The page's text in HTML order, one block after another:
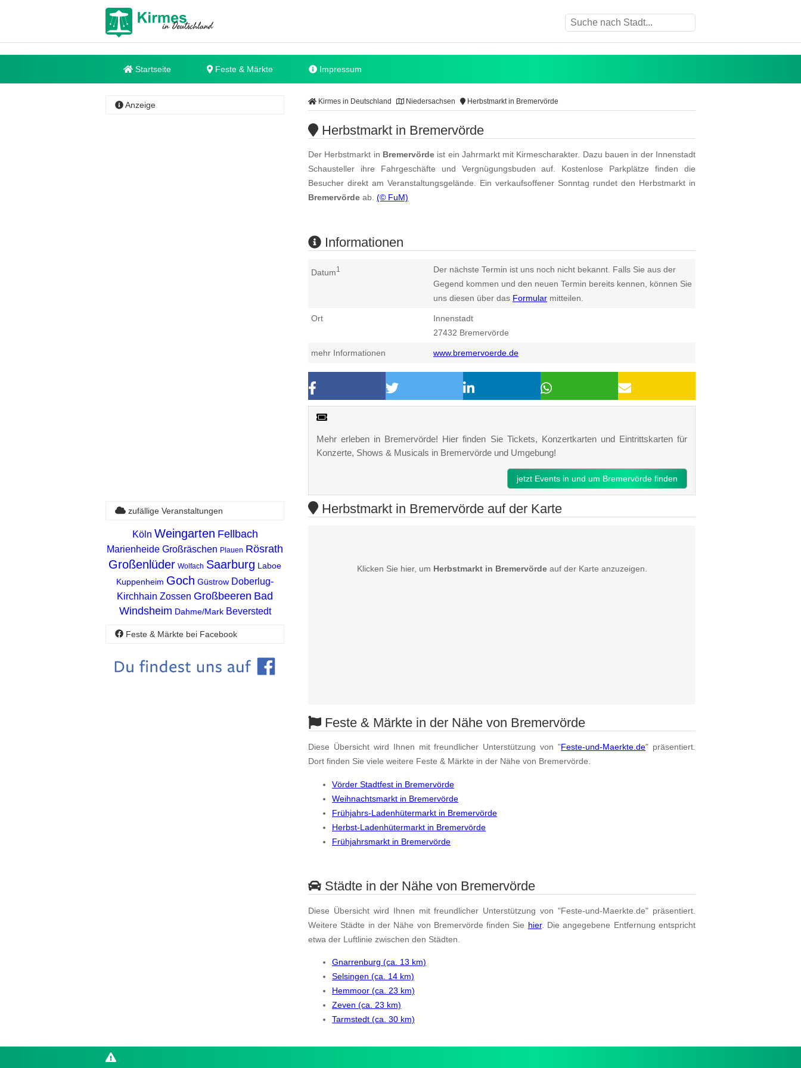
Startseite Feste & Märkte Impressum
Kirmes in Deutschland Niedersachsen Herbstmarkt in Bremervörde
Herbstmarkt in Bremervörde
Der Herbstmarkt in Bremervördeist ein Jahrmarkt mit Kirmescharakter. Dazu bauen in der Innenstadt
Schausteller ihre Fahrgeschäfte und Vergnügungsbuden auf. Kostenlose Parkplätze finden die
Besucher direkt am Veranstaltungsgelände. Ein verkaufsoffener Sonntag rundet den Herbstmarkt in
Bremervörde ab. (© FuM)
Informationen
Datum1
Der nächste Termin ist uns noch nicht bekannt. Falls Sie aus der
Gegend kommen und den neuen Termin bereits kennen, können Sie
uns diesen über das Formular mitteilen.
Ort
Innenstadt
27432 Bremervörde
mehr Informationen www.bremervoerde.de
Mehr erleben in Bremervörde! Hier finden Sie Tickets, Konzertkarten und Eintrittskarten für
Konzerte, Shows & Musicals in Bremervörde und Umgebung!
jetzt Events in und um Bremervörde finden
Anzeige
Herbstmarkt in Bremervörde auf der Karte
Klicken Sie hier, um Herbstmarkt in Bremervördeauf der Karte anzuzeigen.
Feste & Märkte in der Nähe von Bremervörde
Diese Übersicht wird Ihnen mit freundlicher Unterstützung von "Feste-und-Maerkte.de" präsentiert.
Dort finden Sie viele weitere Feste & Märkte in der Nähe von Bremervörde.
Vörder Stadtfest in Bremervörde
Weihnachtsmarkt in Bremervörde
Frühjahrs-Ladenhütermarkt in Bremervörde
Herbst-Ladenhütermarkt in Bremervörde
Frühjahrsmarkt in Bremervörde
Städte in der Nähe von Bremervörde
Diese Übersicht wird Ihnen mit freundlicher Unterstützung von "Feste-und-Maerkte.de" präsentiert.
Weitere Städte in der Nähe von Bremervörde finden Sie hier. Die angegebene Entfernung entspricht
etwa der Luftlinie zwischen den Städten.
Gnarrenburg (ca. 13 km)
Selsingen (ca. 14 km)
Hemmoor (ca. 23 km)
Zeven (ca. 23 km)
Tarmstedt (ca. 30 km)
zufällige Veranstaltungen
Köln Weingarten Fellbach
Marienheide Großräschen Plauen Rösrath
Großenlüder Wolfach Saarburg Laboe
Kuppenheim Goch Güstrow Doberlug-
Kirchhain Zossen Großbeeren Bad
Windsheim Dahme/Mark Beverstedt
Feste & Märkte bei Facebook